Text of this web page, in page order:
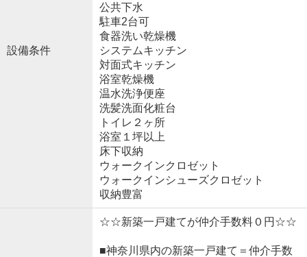
設備条件
公共下水
駐車2台可
食器洗い乾燥機
システムキッチン
対面式キッチン
浴室乾燥機
温水洗浄便座
洗髪洗面化粧台
トイレ２ヶ所
浴室１坪以上
床下収納
ウォークインクロゼット
ウォークインシューズクロゼット
収納豊富
☆☆新築一戸建てが仲介手数料０円☆☆
■神奈川県内の新築一戸建て＝仲介手数